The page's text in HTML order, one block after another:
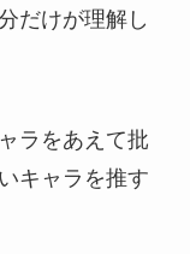
だけが理解し
ラをあえて批
キャラを推す